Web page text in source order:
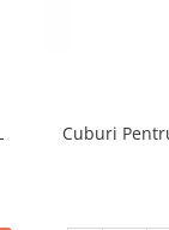
Cuburi